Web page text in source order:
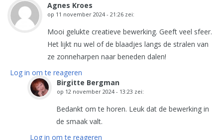
Agnes Kroes
op 11 november 2024 - 21:26 zei:
Mooi gelukte creatieve bewerking. Geeft veel sfeer.
Het lijkt nu wel of de blaadjes langs de stralen van
ze zonneharpen naar beneden dalen!
Log in om te reageren
Birgitte Bergman
op 12 november 2024 - 13:23 zei:
Bedankt om te horen. Leuk dat de bewerking in
de smaak valt.
Log in om te reageren